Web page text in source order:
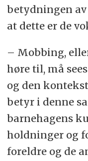
betydningen av
at dette er de
– Mobbing,
høre til, må
og den
betyr i denne
barnehagens
holdninger og
foreldre og de